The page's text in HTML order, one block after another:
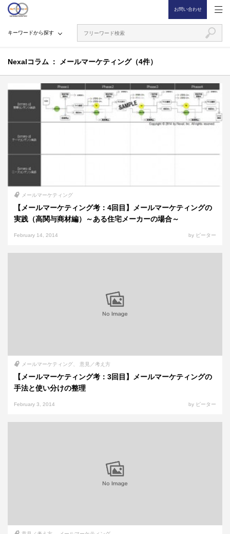
お問い合わせ
Nexalコラム メールマーケティング（4件）
キーワードから探す
メールマーケティング
【メールマーケティング考：4回目】メールマーケティングの
実践（高関与商材編）～ある住宅メーカーの場合～
February 14, 2014 by ピーター
メールマーケティング 意見／考え方
【メールマーケティング考：3回目】メールマーケティングの
手法と使い分けの整理
February 3, 2014 by ピーター